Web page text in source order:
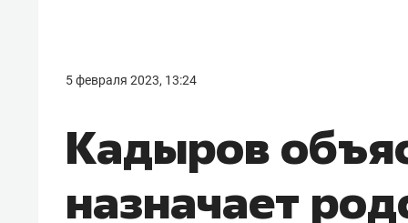
5 февраля 2023, 13:24
Кадыров
назначает
правил, бизнес может
потерять минимум